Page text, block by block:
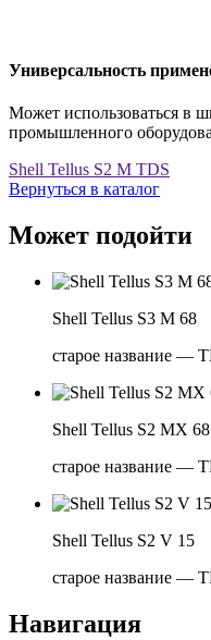
Универсальность
Может использоваться в
промышленного
Shell Tellus S2 M TDS
Вернуться в каталог
Может подойти
Shell Tellus S3 M 68
старое название —
Shell Tellus S2 MX 68
старое название —
Shell Tellus S2 V 15
старое название —
Навигация